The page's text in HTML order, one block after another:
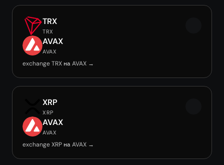
TRX
TRX
AVAX
AVAX
exchange TRX на AVAX →
XRP
XRP
AVAX
AVAX
exchange XRP на AVAX →